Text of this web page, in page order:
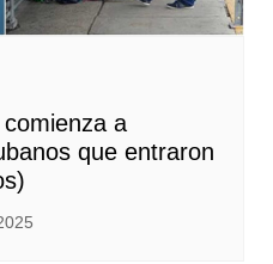
a
que entraron